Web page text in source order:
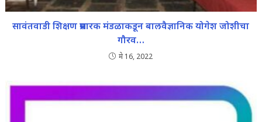
सावंतवाडी शिक्षण प्रसारक मंडळाकडून बालवैज्ञानिक योगेश जोशीचा
गौरव…
मे 16, 2022